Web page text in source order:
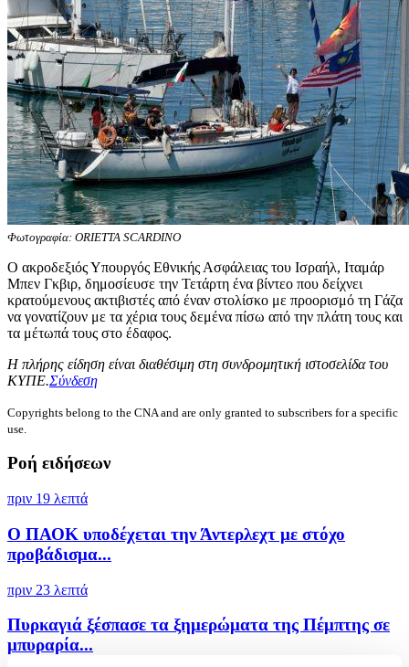
Φωτογραφία: ORIETTA SCARDINO
Ο ακροδεξιός Υπουργός Εθνικής Ασφάλειας του Ισραήλ, Ιταμάρ
Μπεν Γκβιρ, δημοσίευσε την Τετάρτη ένα βίντεο που δείχνει
κρατούμενους ακτιβιστές από έναν στολίσκο με προορισμό τη Γάζα
να γονατίζουν με τα χέρια τους δεμένα πίσω από την πλάτη τους και
τα μέτωπά τους στο έδαφος.
Η πλήρης είδηση είναι διαθέσιμη στη συνδρομητική ιστοσελίδα του
ΚΥΠΕ.Σύνδεση
Copyrights belong to the CNA and are only granted to subscribers for a specific
use.
Ροή ειδήσεων
πριν 19 λεπτά
Ο ΠΑΟΚ υποδέχεται την Άντερλεχτ με στόχο
προβάδισμα...
πριν 23 λεπτά
Πυρκαγιά ξέσπασε τα ξημερώματα της Πέμπτης σε
μπυραρία...